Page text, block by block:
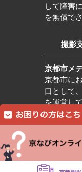
して障害
を無償で
撮影
京都市メ
京都市に
口として
を運営し
c Kyoto City
※本ホームペ
※本ホーム